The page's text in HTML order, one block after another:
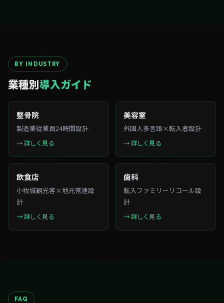
BY INDUSTRY
業種別導入ガイド
整骨院
製造業従業員24時間設計
→ 詳しく見る
美容室
外国人多言語×転入者設計
→ 詳しく見る
飲食店
小牧城観光客×地元常連設
計
→ 詳しく見る
歯科
転入ファミリーリコール設
計
→ 詳しく見る
FAQ